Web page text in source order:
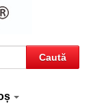
Caută